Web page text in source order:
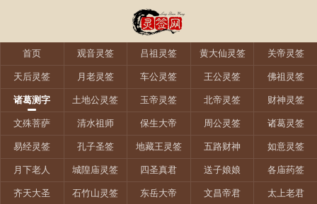
首页 观音灵签 吕祖灵签 黄大仙灵签 关帝灵签
天后灵签 月老灵签 车公灵签 王公灵签 佛祖灵签
诸葛测字 土地公灵签 玉帝灵签 北帝灵签 财神灵签
文殊菩萨 清水祖师 保生大帝 周公灵签 诸葛灵签
易经灵签 孔子圣签 地藏王灵签 五路财神 如意灵签
月下老人 城隍庙灵签 四圣真君 送子娘娘 各庙药签
齐天大圣 石竹山灵签 东岳大帝 文昌帝君 太上老君